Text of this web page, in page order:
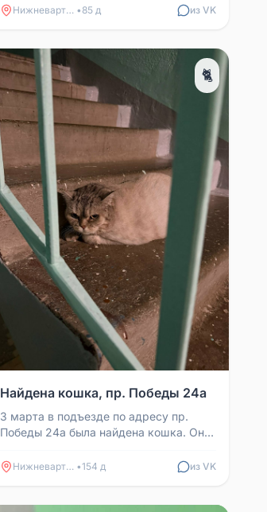
Видно, что домашний,...
Нижневартовск • 85 д из VK
🐈
Найдена кошка, пр. Победы 24а
3 марта в подъезде по адресу пр.
Победы 24а была найдена кошка. Она
домашняя. Ухоженная и у...
Нижневартовск •154 д из VK